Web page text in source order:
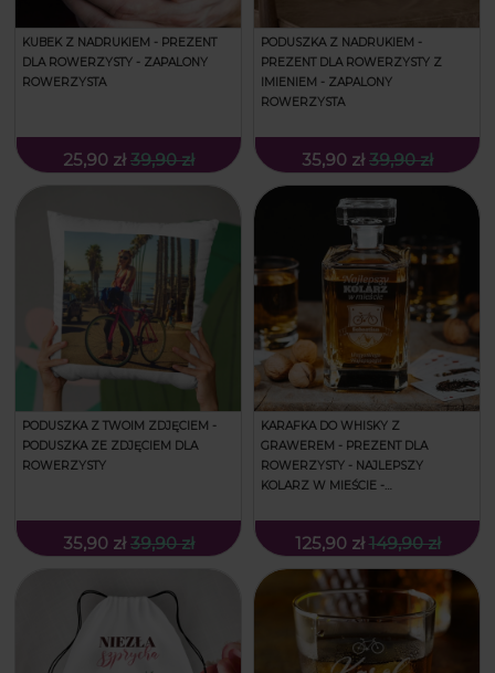
KUBEK Z NADRUKIEM - PREZENT
DLA ROWERZYSTY - ZAPALONY
ROWERZYSTA
25,90 zł 39,90 zł
PODUSZKA Z NADRUKIEM -
PREZENT DLA ROWERZYSTY Z
IMIENIEM - ZAPALONY
ROWERZYSTA
35,90 zł 39,90 zł
PODUSZKA Z TWOIM ZDJĘCIEM -
PODUSZKA ZE ZDJĘCIEM DLA
ROWERZYSTY
35,90 zł 39,90 zł
KARAFKA DO WHISKY Z
GRAWEREM - PREZENT DLA
ROWERZYSTY - NAJLEPSZY
KOLARZ W MIEŚCIE -
125,90 zł 149,90 zł